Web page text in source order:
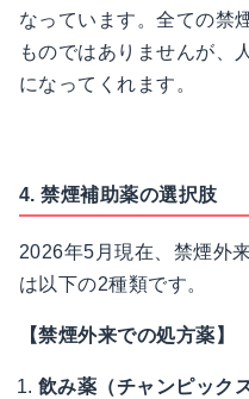
なっています。全ての禁
ものではありませんが、
になってくれます。
4. 禁煙補助薬の選択肢
2026年5月現在、禁煙外
は以下の2種類です。
【禁煙外来での処方薬】
飲み薬（チャンピック